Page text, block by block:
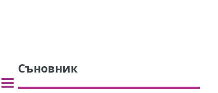
Съновник